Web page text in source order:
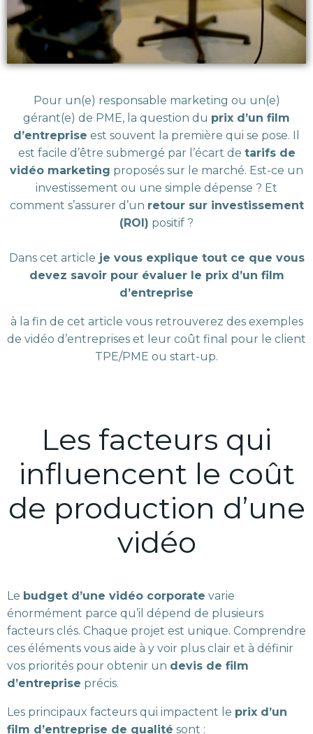
Pour un(e) responsable marketing ou un(e)
gérant(e) de PME, la question du prix d’un film
d’entreprise est souvent la première qui se pose. Il
est facile d’être submergé par l’écart de tarifs de
vidéo marketing proposés sur le marché. Est-ce un
investissement ou une simple dépense ? Et
comment s’assurer d’un retour sur investissement
(ROI) positif ?
Dans cet article je vous explique tout ce que vous
devez savoir pour évaluer le prix d’un film
d’entreprise
à la fin de cet article vous retrouverez des exemples
de vidéo d’entreprises et leur coût final pour le client
TPE/PME ou start-up.
Les facteurs qui
influencent le coût
de production d’une
vidéo
Le budget d’une vidéo corporate varie
énormément parce qu’il dépend de plusieurs
facteurs clés. Chaque projet est unique. Comprendre
ces éléments vous aide à y voir plus clair et à définir
vos priorités pour obtenir un devis de film
d’entreprise précis.
Les principaux facteurs qui impactent le prix d’un
film d’entreprise de qualité sont :